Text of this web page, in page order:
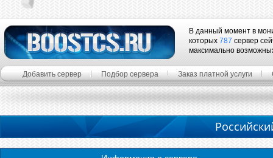
В данный момент в
которых 787 сервер
максимально
Добавить сервер Подбор сервера Заказ платной услуги